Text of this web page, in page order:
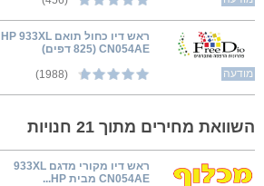
מודעה
ראש דיו כחול תואם HP 933XL
CN054AE (825 דפים)
(1988)
השוואת מחירים מתוך 21 חנויות
ראש דיו מקורי מדגם 933XL
CN054AE מבית HP...